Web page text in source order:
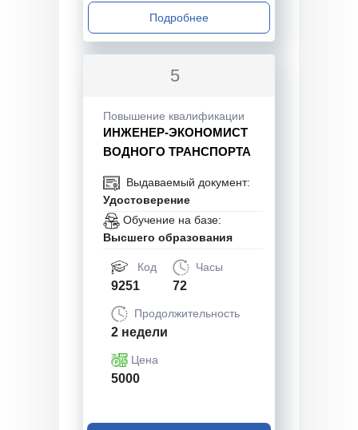
Подробнее
5
Повышение квалификации
ИНЖЕНЕР-ЭКОНОМИСТ
ВОДНОГО ТРАНСПОРТА
Выдаваемый документ:
Удостоверение
Обучение на базе:
Высшего образования
Код
9251
Часы
72
Продолжительность
2 недели
Цена
5000